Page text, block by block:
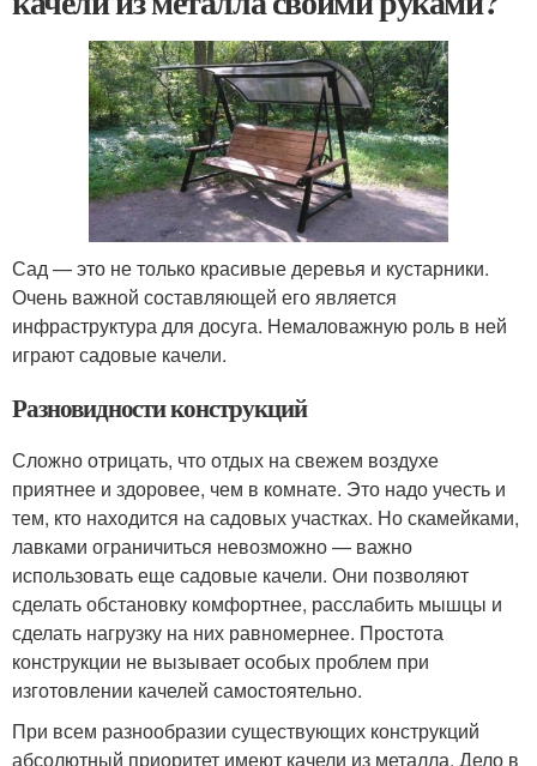
Сад — это не только красивые деревья и кустарники.
Очень важной составляющей его является
инфраструктура для досуга. Немаловажную роль в ней
играют садовые качели.
Разновидности конструкций
Сложно отрицать, что отдых на свежем воздухе
приятнее и здоровее, чем в комнате. Это надо учесть и
тем, кто находится на садовых участках. Но скамейками,
лавками ограничиться невозможно — важно
использовать еще садовые качели. Они позволяют
сделать обстановку комфортнее, расслабить мышцы и
сделать нагрузку на них равномернее. Простота
конструкции не вызывает особых проблем при
изготовлении качелей самостоятельно.
При всем разнообразии существующих конструкций
абсолютный приоритет имеют качели из металла. Дело в